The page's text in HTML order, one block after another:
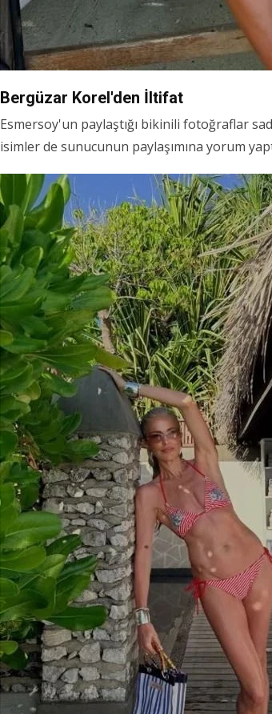
Bergüzar Korel'den İltifat
Esmersoy'un paylaştığı bikinili fotoğraflar
isimler de sunucunun paylaşımına yorum